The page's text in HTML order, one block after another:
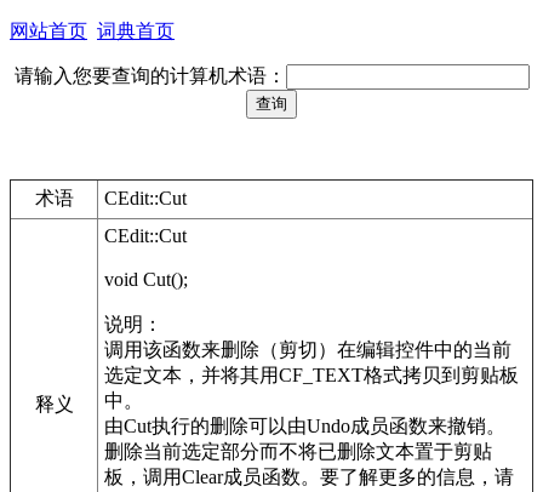
网站首页 词典首页
请输入您要查询的计算机术语：
术语 CEdit::Cut
释义
CEdit::Cut
void Cut();
说明：
调用该函数来删除（剪切）在编辑控件中的当前
选定文本，并将其用CF_TEXT格式拷贝到剪贴板
中。
由Cut执行的删除可以由Undo成员函数来撤销。
删除当前选定部分而不将已删除文本置于剪贴
板，调用Clear成员函数。要了解更多的信息，请